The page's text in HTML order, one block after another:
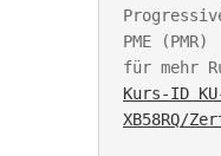
PME (PMR)
Kurs-ID
XB58RQ/